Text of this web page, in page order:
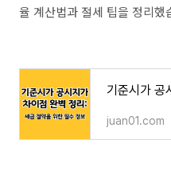
율 계산법과 절세 팁을 정리했
juan01.com